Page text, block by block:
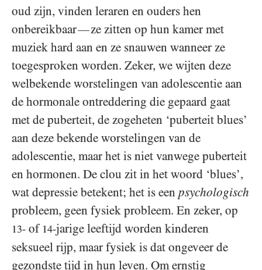
oud zijn, vinden leraren en ouders hen
onbereikbaar—ze zitten op hun kamer met
muziek hard aan en ze snauwen wanneer ze
toegesproken worden. Zeker, we wijten deze
welbekende worstelingen van adolescentie aan
de hormonale ontreddering die gepaard gaat
met de puberteit, de zogeheten ‘puberteit blues’
aan deze bekende worstelingen van de
adolescentie, maar het is niet vanwege puberteit
en hormonen. De clou zit in het woord ‘blues’,
wat depressie betekent; het is een psychologisch
probleem, geen fysiek probleem. En zeker, op
13- of 14-jarige leeftijd worden kinderen
seksueel rijp, maar fysiek is dat ongeveer de
gezondste tijd in hun leven. Om ernstig